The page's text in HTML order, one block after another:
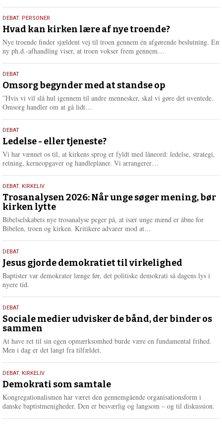
e
e
25.
juli
2026
DEBAT, PERSONER
Hvad kan kirken lære af nye troende?
Nye troende finder sjældent vej til troen gennem én afgørende beslutning. En
ny ph.d.-afhandling viser, at troen vokser frem gennem…
e
e
9.
juli
2026
DEBAT
Omsorg begynder med at standse op
”Hvis vi vil slå hul igennem til andre mennesker, skal vi gøre det uventede.
Omsorg handler om at gå lidt…
e
e
10.
juni
2026
DEBAT
Ledelse - eller tjeneste?
Vi har vænnet os til, at kirkens sprog er fyldt med låneord: ledelse, strategi,
retning, kerneopgaver og handleplaner. Vi arrangerer…
e
2.
juni
2026
DEBAT, KIRKELIV
Trosanalysen 2026: Når unge søger mening, bør
kirken lytte
Bibelselskabets nye trosanalyse peger på, at især unge mænd er åbne for
Bibelen, troen og kirken. Kritikere advarer mod at…
e
e
18.
maj
2026
DEBAT
Jesus gjorde demokratiet til virkelighed
Baptister var demokrater længe før, det politiske demokrati så dagens lys i
nyere tid.
18.
maj
2026
DEBAT
Sociale medier udvisker de bånd, der binder os
sammen
At have ret til sin egen opmærksomhed burde være en fundamental frihed.
Men i dag er det langt fra tilfældet.
18.
maj
2026
DEBAT, KIRKELIV
Demokrati som samtale
Kongregationalismen har været den gennemgående organisationsform i
danske baptistmenigheder. Den er besværlig og langsom – og til diskussion.